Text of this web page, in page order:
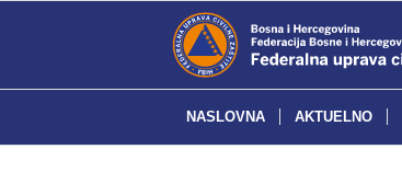
NASLOVNA AKTUELNO